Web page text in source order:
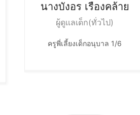
นางบังอร เรืองคล้าย
ผู้ดูเเลเด็ก(ทั่วไป)
ครูพี่เลี้ยงเด็กอนุบาล 1/6